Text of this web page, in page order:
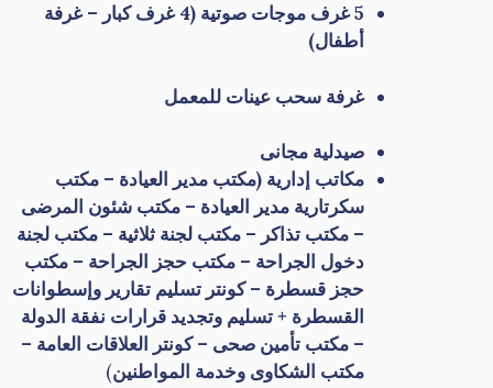
5 غرف موجات صوتية (4 غرف كبار – غرفة
أطفال)
غرفة سحب عينات للمعمل
صيدلية مجانى
مكاتب إدارية (مكتب مدير العيادة – مكتب
سكرتارية مدير العيادة – مكتب شئون المرضى
– مكتب تذاكر – مكتب لجنة ثلاثية – مكتب لجنة
دخول الجراحة – مكتب حجز الجراحة – مكتب
حجز قسطرة – كونتر تسليم تقارير وإسطوانات
القسطرة + تسليم وتجديد قرارات نفقة الدولة
– مكتب تأمين صحى – كونتر العلاقات العامة –
مكتب الشكاوى وخدمة المواطنين)